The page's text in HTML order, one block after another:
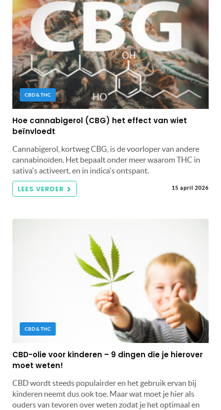
CBD & THC
Hoe cannabigerol (CBG) het effect van wiet
beïnvloedt
Cannabigerol, kortweg CBG, is de voorloper van andere
cannabinoïden. Het bepaalt onder meer waarom THC in
sativa's activeert, en in indica's ontspant.
LEES VERDER 15 april 2026
CBD & THC
CBD-olie voor kinderen – 9 dingen die je hierover
moet weten!
CBD wordt steeds populairder en het gebruik ervan bij
kinderen neemt dus ook toe. Maar wat moet je hier als
ouders van tevoren over weten zodat je het optimaal en